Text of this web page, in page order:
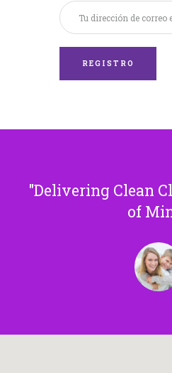
Delivering Clean
of